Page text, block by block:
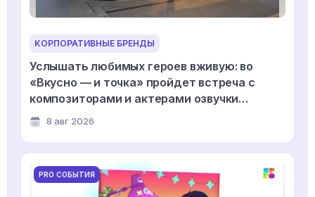
КОРПОРАТИВНЫЕ БРЕНДЫ
Услышать любимых героев вживую: во
«Вкусно — и точка» пройдет встреча с
композиторами и актерами озвучки
мультсериала «Смешарики»
8 авг 2026
PRO СОБЫТИЯ